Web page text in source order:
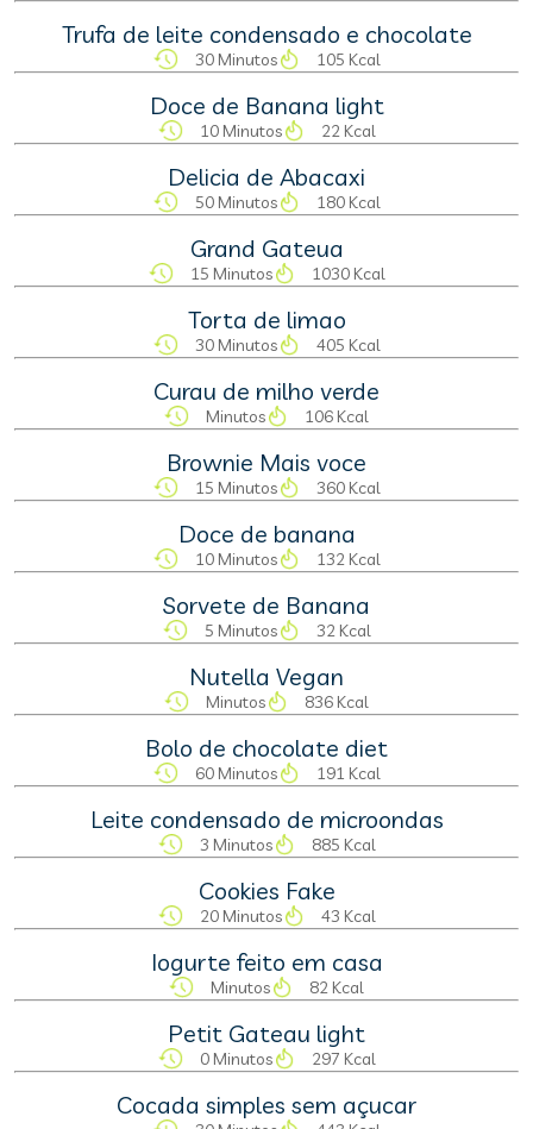
Trufa de leite condensado e chocolate
30 Minutos 105 Kcal
Doce de Banana light
10 Minutos 22 Kcal
Delicia de Abacaxi
50 Minutos 180 Kcal
Grand Gateua
15 Minutos 1030 Kcal
Torta de limao
30 Minutos 405 Kcal
Curau de milho verde
Minutos 106 Kcal
Brownie Mais voce
15 Minutos 360 Kcal
Doce de banana
10 Minutos 132 Kcal
Sorvete de Banana
5 Minutos 32 Kcal
Nutella Vegan
Minutos 836 Kcal
Bolo de chocolate diet
60 Minutos 191 Kcal
Leite condensado de microondas
3 Minutos 885 Kcal
Cookies Fake
20 Minutos 43 Kcal
Iogurte feito em casa
Minutos 82 Kcal
Petit Gateau light
0 Minutos 297 Kcal
Cocada simples sem açucar